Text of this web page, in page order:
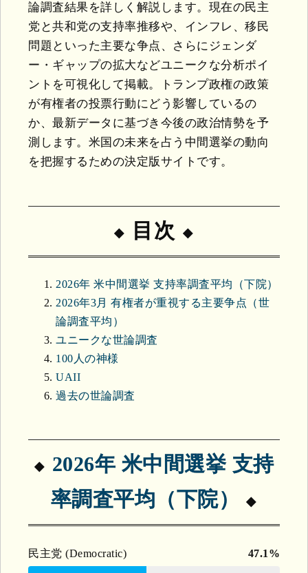
論調査結果を詳しく解説します。現在の民主
党と共和党の支持率推移や、インフレ、移民
問題といった主要な争点、さらにジェンダ
ー・ギャップの拡大などユニークな分析ポイ
ントを可視化して掲載。トランプ政権の政策
が有権者の投票行動にどう影響しているの
か、最新データに基づき今後の政治情勢を予
測します。米国の未来を占う中間選挙の動向
を把握するための決定版サイトです。
目次
2026年 米中間選挙 支持率調査平均（下院）
2026年3月 有権者が重視する主要争点（世
論調査平均）
ユニークな世論調査
100人の神様
UAII
過去の世論調査
2026年 米中間選挙 支持
率調査平均（下院）
民主党 (Democratic) 47.1%